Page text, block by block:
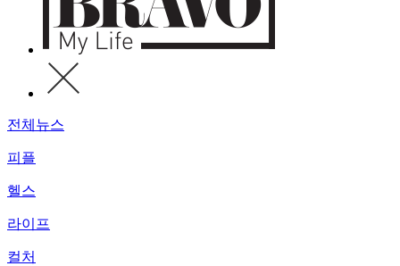
전체뉴스
피플
헬스
라이프
컬처